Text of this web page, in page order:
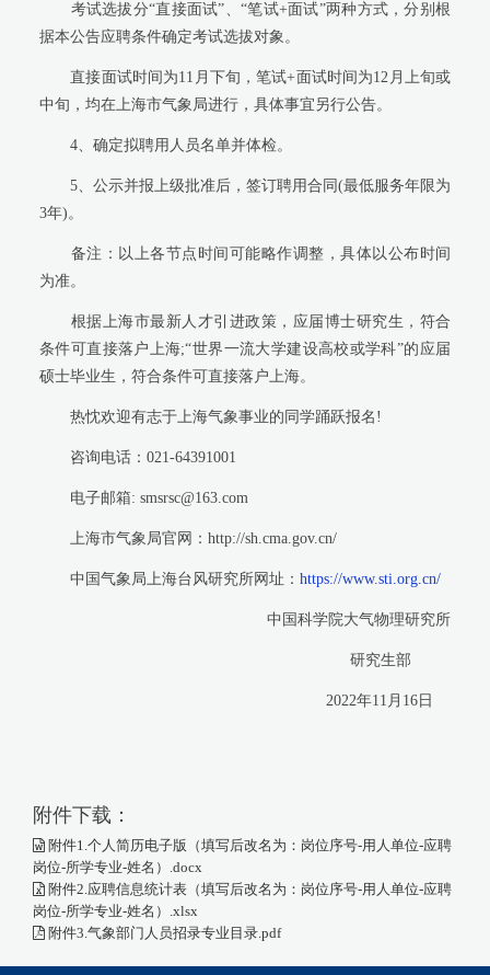
考试选拔分“直接面试”、“笔试+面试”两种方式，分别根
据本公告应聘条件确定考试选拔对象。
直接面试时间为11月下旬，笔试+面试时间为12月上旬或
中旬，均在上海市气象局进行，具体事宜另行公告。
4、确定拟聘用人员名单并体检。
5、公示并报上级批准后，签订聘用合同(最低服务年限为
3年)。
备注：以上各节点时间可能略作调整，具体以公布时间
为准。
根据上海市最新人才引进政策，应届博士研究生，符合
条件可直接落户上海;“世界一流大学建设高校或学科”的应届
硕士毕业生，符合条件可直接落户上海。
热忱欢迎有志于上海气象事业的同学踊跃报名!
咨询电话：021-64391001
电子邮箱: smsrsc@163.com
上海市气象局官网：http://sh.cma.gov.cn/
中国气象局上海台风研究所网址： https://www.sti.org.cn/
中国科学院大气物理研究所
研究生部
2022年11月16日
附件下载：
附件1.个人简历电子版（填写后改名为：岗位序号-用人单位-应聘
岗位-所学专业-姓名）.docx
附件2.应聘信息统计表（填写后改名为：岗位序号-用人单位-应聘
岗位-所学专业-姓名）.xlsx
附件3.气象部门人员招录专业目录.pdf